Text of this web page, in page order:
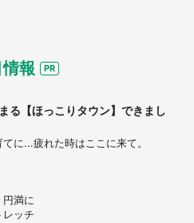
報
る【ほっこりタウン】できまし
に...疲れた時はここに来て。
満に
レッチ